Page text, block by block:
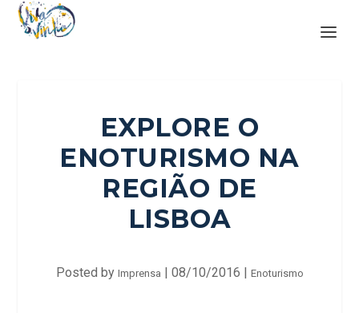
EXPLORE O
ENOTURISMO NA
REGIÃO DE
LISBOA
Posted by Imprensa | 08/10/2016 | Enoturismo